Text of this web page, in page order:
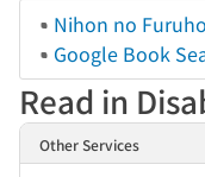
Nihon no
Google Book
Read in
Other Services